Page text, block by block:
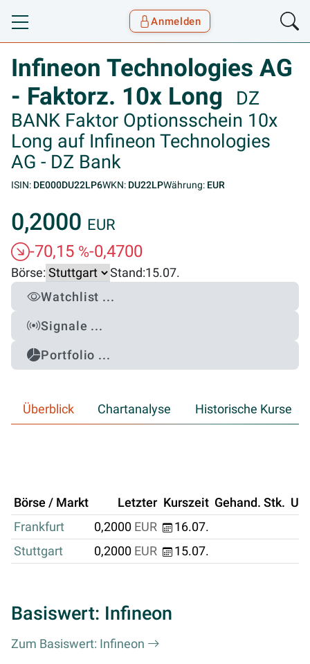
Toggle navigation
Anmelden
Infineon Technologies AG
- Faktorz. 10x Long
DZ
BANK Faktor Optionsschein 10x
Long auf Infineon Technologies
AG - DZ Bank
ISIN: DE000DU22LP6WKN: DU22LPWährung: EUR
0,2000 EUR
-70,15 %-0,4700
Börse: Stand:15.07.
Watchlist ...
Signale ...
Portfolio ...
Überblick Chartanalyse Historische Kurse
Börse / Markt Letzter Kurszeit Gehand. Stk.
Frankfurt
0,2000 EUR
16.07.
Stuttgart
0,2000 EUR 15.07.
Basiswert: Infineon
Zum Basiswert: Infineon